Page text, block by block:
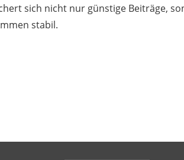
sich nicht nur günstige Beiträge,
stabil.